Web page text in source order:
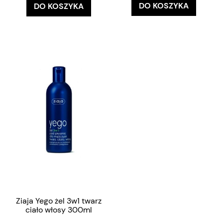
DO KOSZYKA DO KOSZYKA
Ziaja Yego żel 3w1 twarz
ciało włosy 300ml